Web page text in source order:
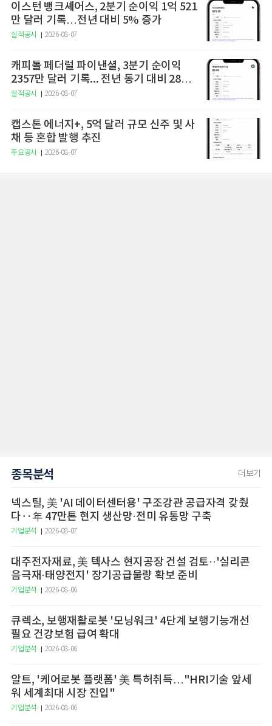
이스턴 뱅크셰어스, 2분기 순이익 1억 521
만 달러 기록…전년 대비 5% 증가
실적공시 2026-08-07
캐피톨 페더럴 파이낸셜, 3분기 순이익
2357만 달러 기록... 전년 동기 대비 28%
증가
실적공시 2026-08-07
캡스톤 에너지+, 5억 달러 규모 신주 및 사
채 등 혼합 발행 추진
주요공시 2026-08-07
종목분석 더보기
넥스틸, 美 'AI 데이터센터용' 구조강관 공급자격 갖췄
다‥年 47만톤 현지 생산망·전미 유통망 구축
기업분석 2026-08-07
대주전자재료, 美 텍사스 현지공장 건설 검토··'실리콘
음극재·태양전지' 장기공급물량 확보 준비
기업분석 2026-08-06
큐렉소, 보행재활로봇 '모닝워크' 4단계 보행기능개선
필요 건강보험 급여 확대
기업분석 2026-08-06
알트, '케어로봇 플랫폼' 美 특허취득…"HRI기술 앞세
워 세계최대 시장 진입"
기업분석 2026-08-06